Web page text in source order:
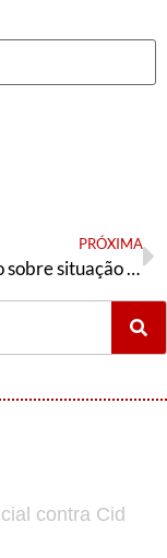
PRÓXIMA
Resolução sobre situação e tarefas
contra Cid